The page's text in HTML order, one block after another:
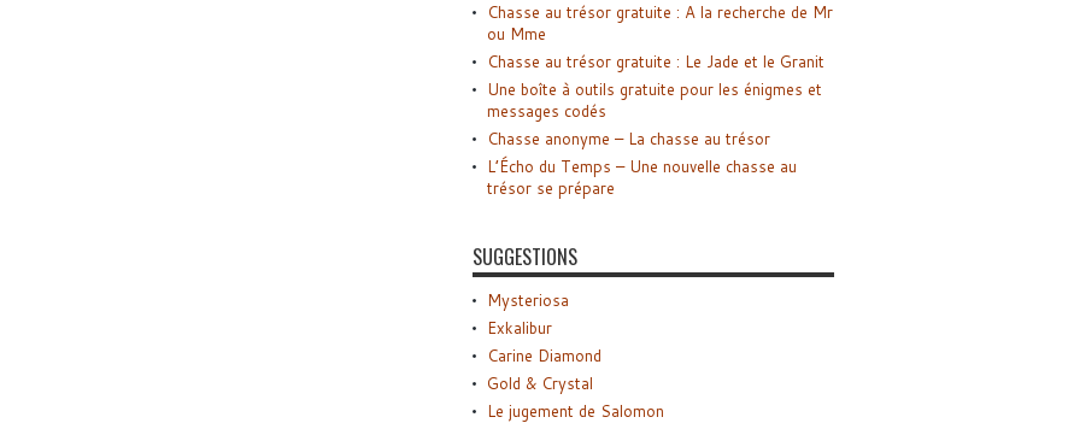
Chasse au trésor gratuite : A la recherche de Mr
ou Mme
Chasse au trésor gratuite : Le Jade et le Granit
Une boîte à outils gratuite pour les énigmes et
messages codés
Chasse anonyme – La chasse au trésor
L’Écho du Temps – Une nouvelle chasse au
trésor se prépare
SUGGESTIONS
Mysteriosa
Exkalibur
Carine Diamond
Gold & Crystal
Le jugement de Salomon